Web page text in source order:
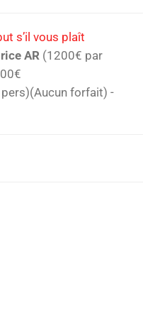
s’il vous plaît
AR (1200€ par
forfait) -